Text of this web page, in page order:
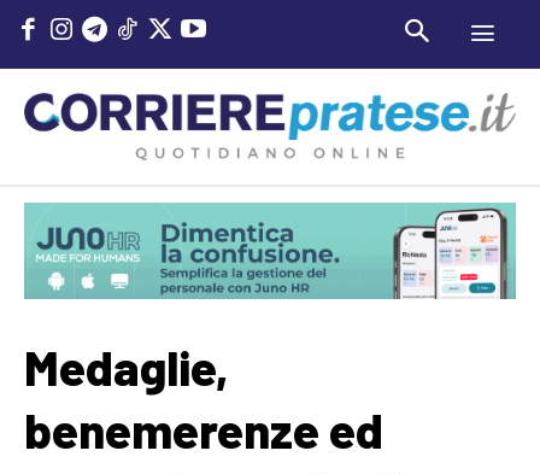
Medaglie,
benemerenze ed